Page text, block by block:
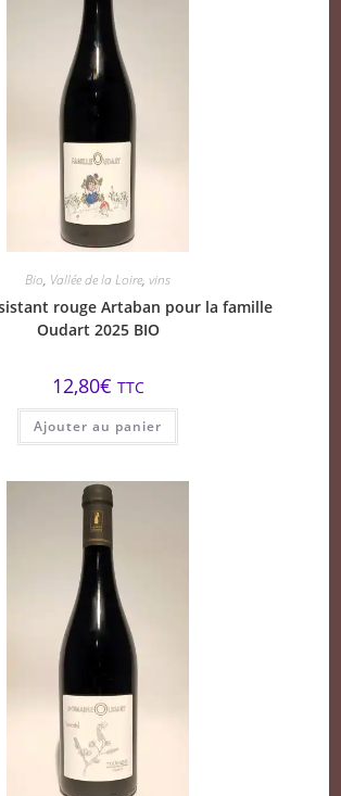
Bio, Vallée de la Loire, vins
rouge Artaban pour la famille
Oudart 2025 BIO
12,80€ TTC
Ajouter au panier